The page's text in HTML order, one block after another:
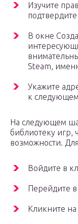
Изучите
В окне
Steam,
Укажите
к
На следующем
библиотеку игр,
возможности.
Войдите в
Перейдите
Кликните на